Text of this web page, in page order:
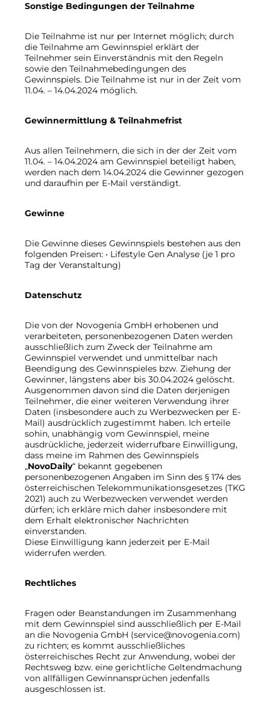
Sonstige Bedingungen der Teilnahme
Die Teilnahme ist nur per Internet möglich; durch
die Teilnahme am Gewinnspiel erklärt der
Teilnehmer sein Einverständnis mit den Regeln
sowie den Teilnahmebedingungen des
Gewinnspiels. Die Teilnahme ist nur in der Zeit vom
11.04. – 14.04.2024 möglich.
Gewinnermittlung & Teilnahmefrist
Aus allen Teilnehmern, die sich in der der Zeit vom
11.04. – 14.04.2024 am Gewinnspiel beteiligt haben,
werden nach dem 14.04.2024 die Gewinner gezogen
und daraufhin per E-Mail verständigt.
Gewinne
Die Gewinne dieses Gewinnspiels bestehen aus den
folgenden Preisen: • Lifestyle Gen Analyse (je 1 pro
Tag der Veranstaltung)
Datenschutz
Die von der Novogenia GmbH erhobenen und
verarbeiteten, personenbezogenen Daten werden
ausschließlich zum Zweck der Teilnahme am
Gewinnspiel verwendet und unmittelbar nach
Beendigung des Gewinnspieles bzw. Ziehung der
Gewinner, längstens aber bis 30.04.2024 gelöscht.
Ausgenommen davon sind die Daten derjenigen
Teilnehmer, die einer weiteren Verwendung ihrer
Daten (insbesondere auch zu Werbezwecken per E-
Mail) ausdrücklich zugestimmt haben. Ich erteile
sohin, unabhängig vom Gewinnspiel, meine
ausdrückliche, jederzeit widerrufbare Einwilligung,
dass meine im Rahmen des Gewinnspiels
„NovoDaily“ bekannt gegebenen
personenbezogenen Angaben im Sinn des § 174 des
österreichischen Telekommunikationsgesetzes (TKG
2021) auch zu Werbezwecken verwendet werden
dürfen; ich erkläre mich daher insbesondere mit
dem Erhalt elektronischer Nachrichten
einverstanden.
Diese Einwilligung kann jederzeit per E-Mail
widerrufen werden.
Rechtliches
Fragen oder Beanstandungen im Zusammenhang
mit dem Gewinnspiel sind ausschließlich per E-Mail
an die Novogenia GmbH (service@novogenia.com)
zu richten; es kommt ausschließliches
österreichisches Recht zur Anwendung, wobei der
Rechtsweg bzw. eine gerichtliche Geltendmachung
von allfälligen Gewinnansprüchen jedenfalls
ausgeschlossen ist.